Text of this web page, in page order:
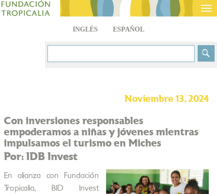
INGLÉS ESPAÑOL
Noviembre 13, 2024
Con inversiones responsables
empoderamos a niñas y jóvenes mientras
impulsamos el turismo en Miches
Por: IDB Invest
En alianza con Fundación
Tropicalia, BID Invest